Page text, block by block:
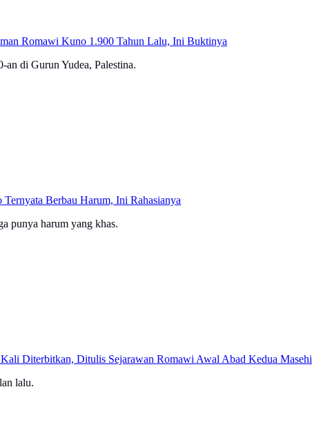
Romawi Kuno 1.900 Tahun Lalu, Ini Buktinya
di Gurun Yudea, Palestina.
Berbau Harum, Ini Rahasianya
punya harum yang khas.
Diterbitkan, Ditulis Sejarawan Romawi Awal Abad Kedua Masehi
lalu.